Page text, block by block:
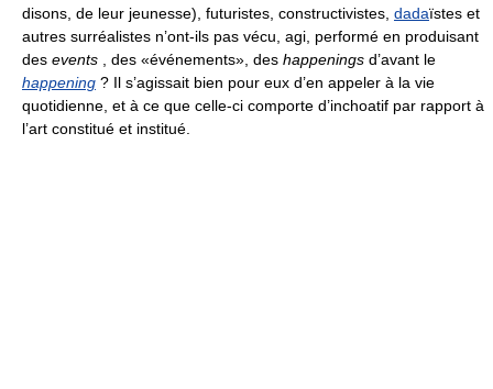
disons, de leur jeunesse), futuristes, constructivistes, dadaïstes et
autres surréalistes n’ont-ils pas vécu, agi, performé en produisant
des events , des «événements», des happenings d’avant le
happening ? Il s’agissait bien pour eux d’en appeler à la vie
quotidienne, et à ce que celle-ci comporte d’inchoatif par rapport à
l’art constitué et institué.